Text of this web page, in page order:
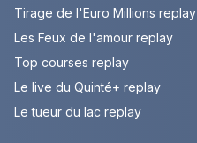
Tirage de l'Euro Millions replay
Les Feux de l'amour replay
Top courses replay
Le live du Quinté+ replay
Le tueur du lac replay